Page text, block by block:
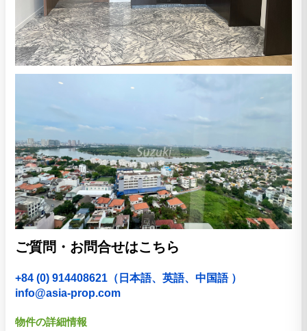
ご質問・お問合せはこちら
+84 (0) 914408621（日本語、英語、中国語 ）
info@asia-prop.com
物件の詳細情報